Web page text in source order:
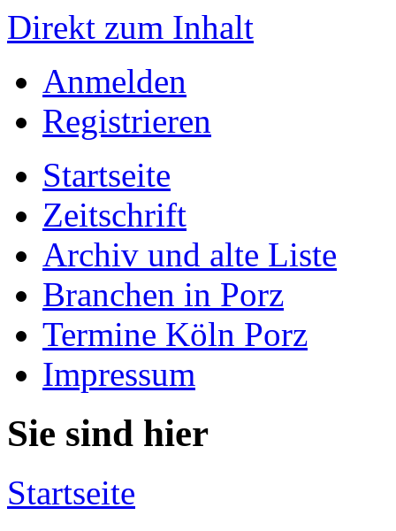
Direkt zum Inhalt
Anmelden
Registrieren
Startseite
Zeitschrift
Archiv und alte Liste
Branchen in Porz
Termine Köln Porz
Impressum
Sie sind hier
Startseite